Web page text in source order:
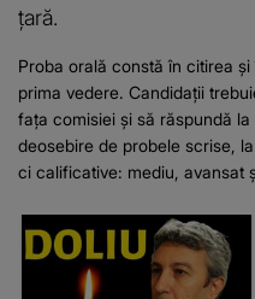
țară.
Proba orală constă în citirea
prima vedere. Candidații
fața comisiei și să răspundă
deosebire de probele scrise,
ci calificative: mediu, avansat